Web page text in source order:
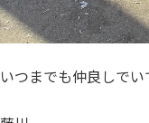
いつまでも仲良しで